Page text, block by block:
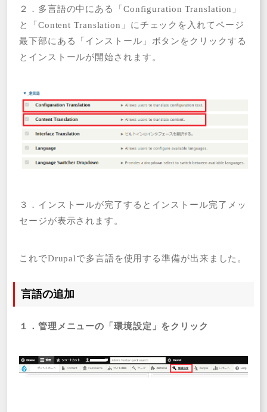
２．多言語の中にある「Configuration Translation」
と「Content Translation」にチェックを入れてページ
最下部にある「インストール」ボタンをクリックする
とインストールが開始されます。
３．インストールが完了するとインストール完了メッ
セージが表示されます。
これでDrupalで多言語を使用する準備が出来ました。
言語の追加
１．管理メニューの「環境設定」をクリック